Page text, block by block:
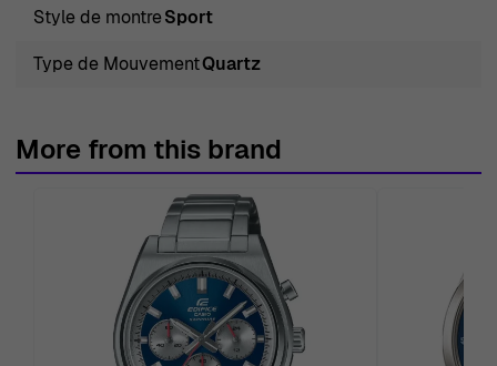
Style de montreSport
Type de MouvementQuartz
More from this brand